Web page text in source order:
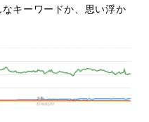
キーワードか、思い浮か